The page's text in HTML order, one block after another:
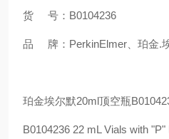
货 号：B0104236
品 牌：PerkinElmer、珀金.
珀金埃尔默20ml顶空瓶
B0104236 22 mL Vials with